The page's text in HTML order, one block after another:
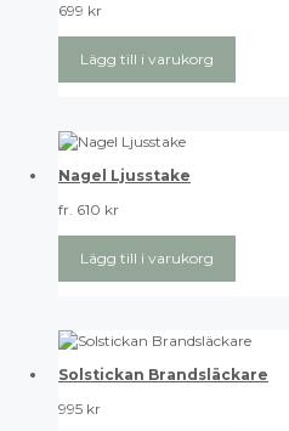
699 kr
Lägg till i varukorg
Nagel Ljusstake
fr. 610 kr
Lägg till i varukorg
Solstickan Brandsläckare
995 kr